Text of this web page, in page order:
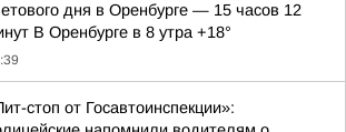
дня в Оренбурге — 15 часов 12
В Оренбурге в 8 утра +18°
стоп от Госавтоинспекции»: